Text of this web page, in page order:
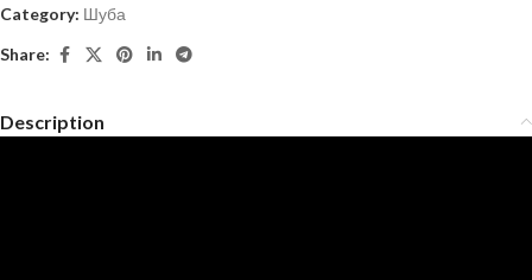
Category: Шуба
Share:
Description